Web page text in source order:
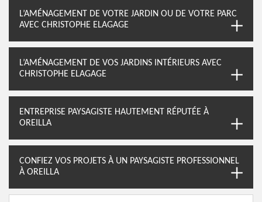
L’AMÉNAGEMENT DE VOTRE JARDIN OU DE VOTRE PARC
AVEC CHRISTOPHE ELAGAGE
L’AMÉNAGEMENT DE VOS JARDINS INTÉRIEURS AVEC
CHRISTOPHE ELAGAGE
ENTREPRISE PAYSAGISTE HAUTEMENT RÉPUTÉE À
OREILLA
CONFIEZ VOS PROJETS À UN PAYSAGISTE PROFESSIONNEL
À OREILLA